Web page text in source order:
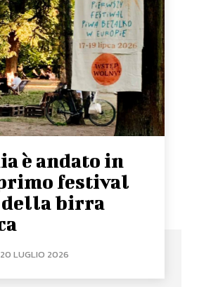
è andato in
festival
della birra
20 LUGLIO 2026